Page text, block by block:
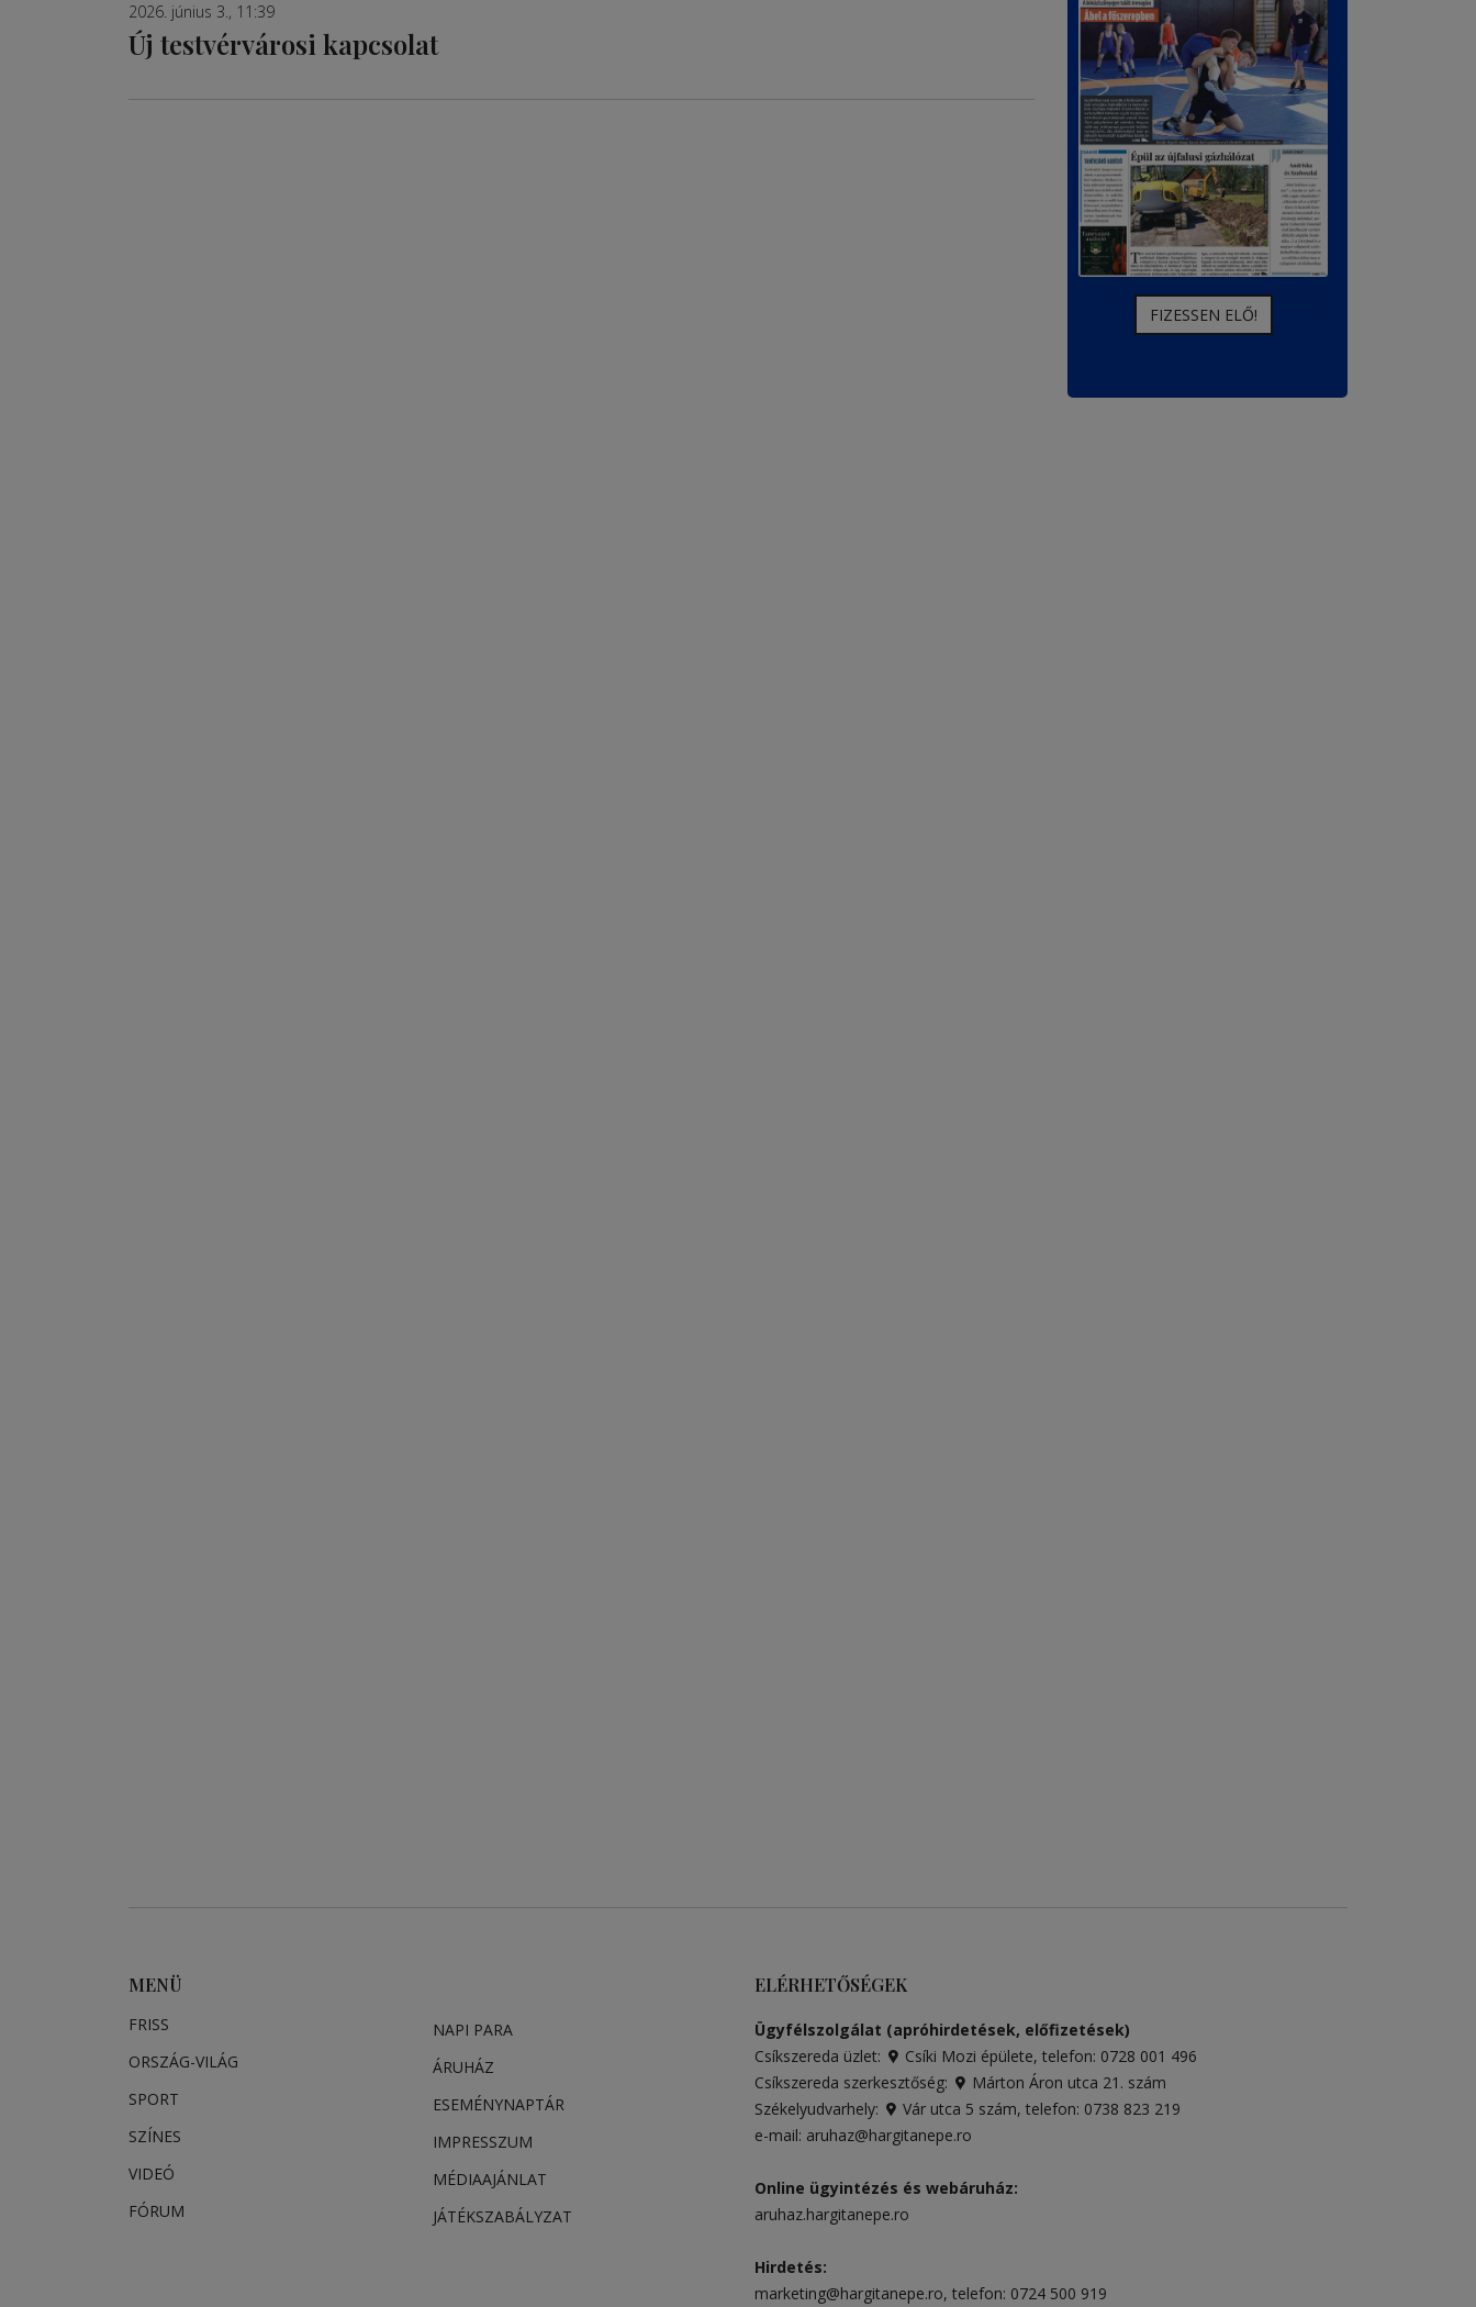
2026. június 3., 11:39
Új testvérvárosi kapcsolat
FIZESSEN ELŐ!
MENÜ
FRISS
ORSZÁG-VILÁG
SPORT
SZÍNES
VIDEÓ
FÓRUM
NAPI PARA
ÁRUHÁZ
ESEMÉNYNAPTÁR
IMPRESSZUM
MÉDIAAJÁNLAT
JÁTÉKSZABÁLYZAT
ELÉRHETŐSÉGEK
Ügyfélszolgálat (apróhirdetések, előfizetések)
Csíkszereda üzlet:
Csíki Mozi épülete, telefon: 0728 001 496
Csíkszereda szerkesztőség:
Márton Áron utca 21. szám
Székelyudvarhely:
Vár utca 5 szám, telefon: 0738 823 219
e-mail: aruhaz@hargitanepe.ro
Online ügyintézés és webáruház:
aruhaz.hargitanepe.ro
Hirdetés:
marketing@hargitanepe.ro, telefon: 0724 500 919